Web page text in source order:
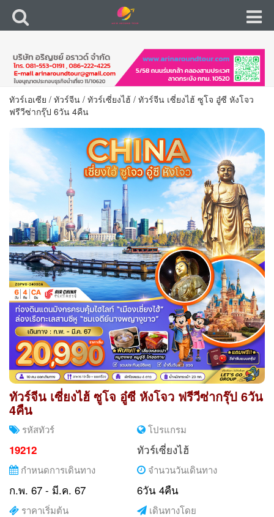
ทัวร์เอเซีย / ทัวร์จีน / ทัวร์เซี่ยงไฮ้ / ทัวร์จีน เซี่ยงไฮ้ ซูโจ อู๋ซี หังโจว
ฟรีวีซ่ากรุ๊ป 6วัน 4คืน
ทัวร์จีน เซี่ยงไฮ้ ซูโจ อู๋ซี หังโจว ฟรีวีซ่ากรุ๊ป 6วัน
4คืน
รหัสทัวร์
19212
โปรแกรม
ทัวร์เซี่ยงไฮ้
กำหนดการเดินทาง
ก.พ. 67 - มี.ค. 67
จำนวนวันเดินทาง
6วัน 4คืน
ราคาเริ่มต้น เดินทางโดย